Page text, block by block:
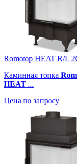
Romotop HEAT R/L
Каминная топка
HEAT ...
Цена по запросу